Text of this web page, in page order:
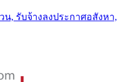
, รับจ้างลงประกาศอสังหา,